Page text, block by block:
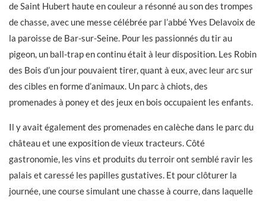
de Saint Hubert haute en couleur a résonné au son des trompes
de chasse, avec une messe célébrée par l’abbé Yves Delavoix de
la paroisse de Bar-sur-Seine. Pour les passionnés du tir au
pigeon, un ball-trap en continu était à leur disposition. Les Robin
des Bois d’un jour pouvaient tirer, quant à eux, avec leur arc sur
des cibles en forme d’animaux. Un parc à chiots, des
promenades à poney et des jeux en bois occupaient les enfants.
Il y avait également des promenades en calèche dans le parc du
château et une exposition de vieux tracteurs. Côté
gastronomie, les vins et produits du terroir ont semblé ravir les
palais et caressé les papilles gustatives. Et pour clôturer la
journée, une course simulant une chasse à courre, dans laquelle